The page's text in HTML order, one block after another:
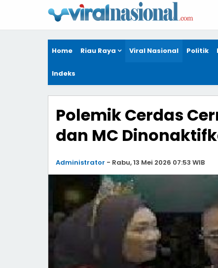
Home Riau Raya Viral Nasional Politik
Indeks
Polemik Cerdas
dan MC
Administrator - Rabu, 13 Mei 2026 07:53 WIB